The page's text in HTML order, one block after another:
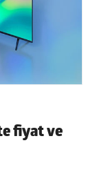
fiyat ve